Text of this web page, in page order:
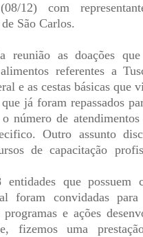
12) com
São Carlos.
reunião as doações
referentes a
e as cestas básicas que
já foram repassados
número de
Outro assunto
de capacitação
que possuem
foram convidadas
e ações
fizemos uma